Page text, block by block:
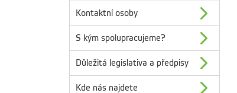
Kontaktní osoby
S kým spolupracujeme?
Důležitá legislativa a předpisy
Kde nás najdete